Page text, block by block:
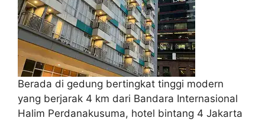
Berada di gedung bertingkat tinggi modern
yang berjarak 4 km dari Bandara Internasional
Halim Perdanakusuma, hotel bintang 4 Jakarta